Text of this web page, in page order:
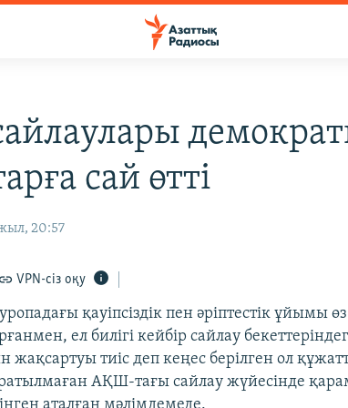
сай өтті
20:57
VPN-сіз оқу
қауіпсіздік пен әріптестік ұйымы
ел билігі кейбір сайлау
тиіс деп кеңес берілген ол
АҚШ-тағы сайлау жүйесінде